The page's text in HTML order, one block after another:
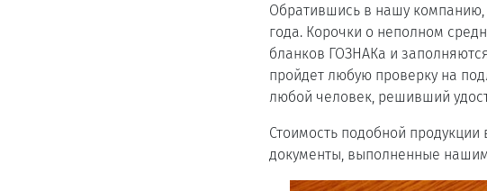
Обратившись в нашу компанию,
года. Корочки о неполном
бланков ГОЗНАКа и
пройдет любую проверку на
любой человек, решивший
Стоимость подобной продукции
документы, выполненные